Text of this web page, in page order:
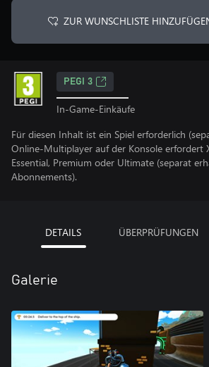
ZUR WUNSCHLISTE
PEGI 3
In-Game-Einkäufe
Für diesen Inhalt ist ein Spiel erforderlich
Online-Multiplayer auf der Konsole erfordert
Essential, Premium oder Ultimate (separat
Abonnements).
DETAILS ÜBERPRÜFUNGEN
Galerie